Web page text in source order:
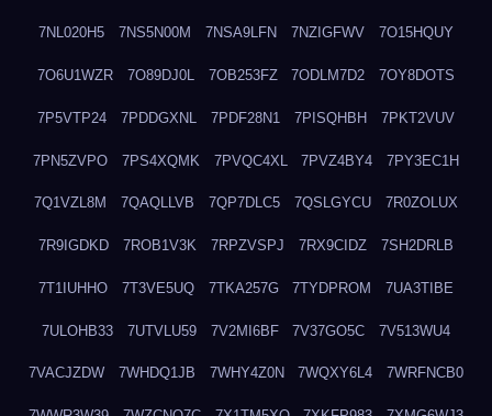
7NL020H5 7NS5N00M 7NSA9LFN 7NZIGFWV 7O15HQUY
7O6U1WZR 7O89DJ0L 7OB253FZ 7ODLM7D2 7OY8DOTS
7P5VTP24 7PDDGXNL 7PDF28N1 7PISQHBH 7PKT2VUV
7PN5ZVPO 7PS4XQMK 7PVQC4XL 7PVZ4BY4 7PY3EC1H
7Q1VZL8M 7QAQLLVB 7QP7DLC5 7QSLGYCU 7R0ZOLUX
7R9IGDKD 7ROB1V3K 7RPZVSPJ 7RX9CIDZ 7SH2DRLB
7T1IUHHO 7T3VE5UQ 7TKA257G 7TYDPROM 7UA3TIBE
7ULOHB33 7UTVLU59 7V2MI6BF 7V37GO5C 7V513WU4
7VACJZDW 7WHDQ1JB 7WHY4Z0N 7WQXY6L4 7WRFNCB0